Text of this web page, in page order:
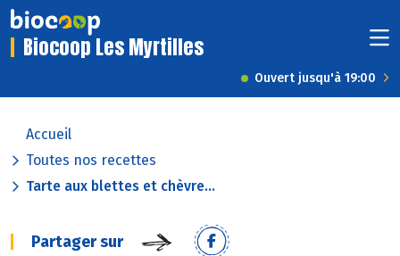
Biocoop Les Myrtilles
Ouvert jusqu'à 19:00
Accueil
Toutes nos recettes
Tarte aux blettes et chèvre...
Partager sur